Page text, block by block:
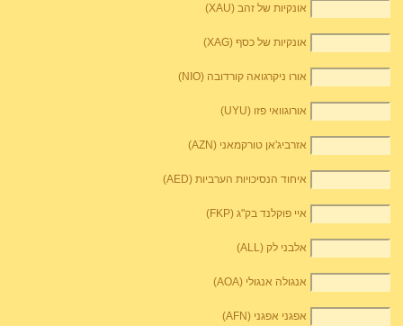
אונקיות של זהב (XAU)
אונקיות של כסף (XAG)
אורו ניקרגואה קורדובה (NIO)
אורוגוואי פזו (UYU)
אזרביג'אן טורקמאני (AZN)
איחוד הנסיכויות הערביות (AED)
איי פוקלנד בק"ג (FKP)
אלבני לק (ALL)
אנגולה אנגולי (AOA)
אפגני אפגני (AFN)